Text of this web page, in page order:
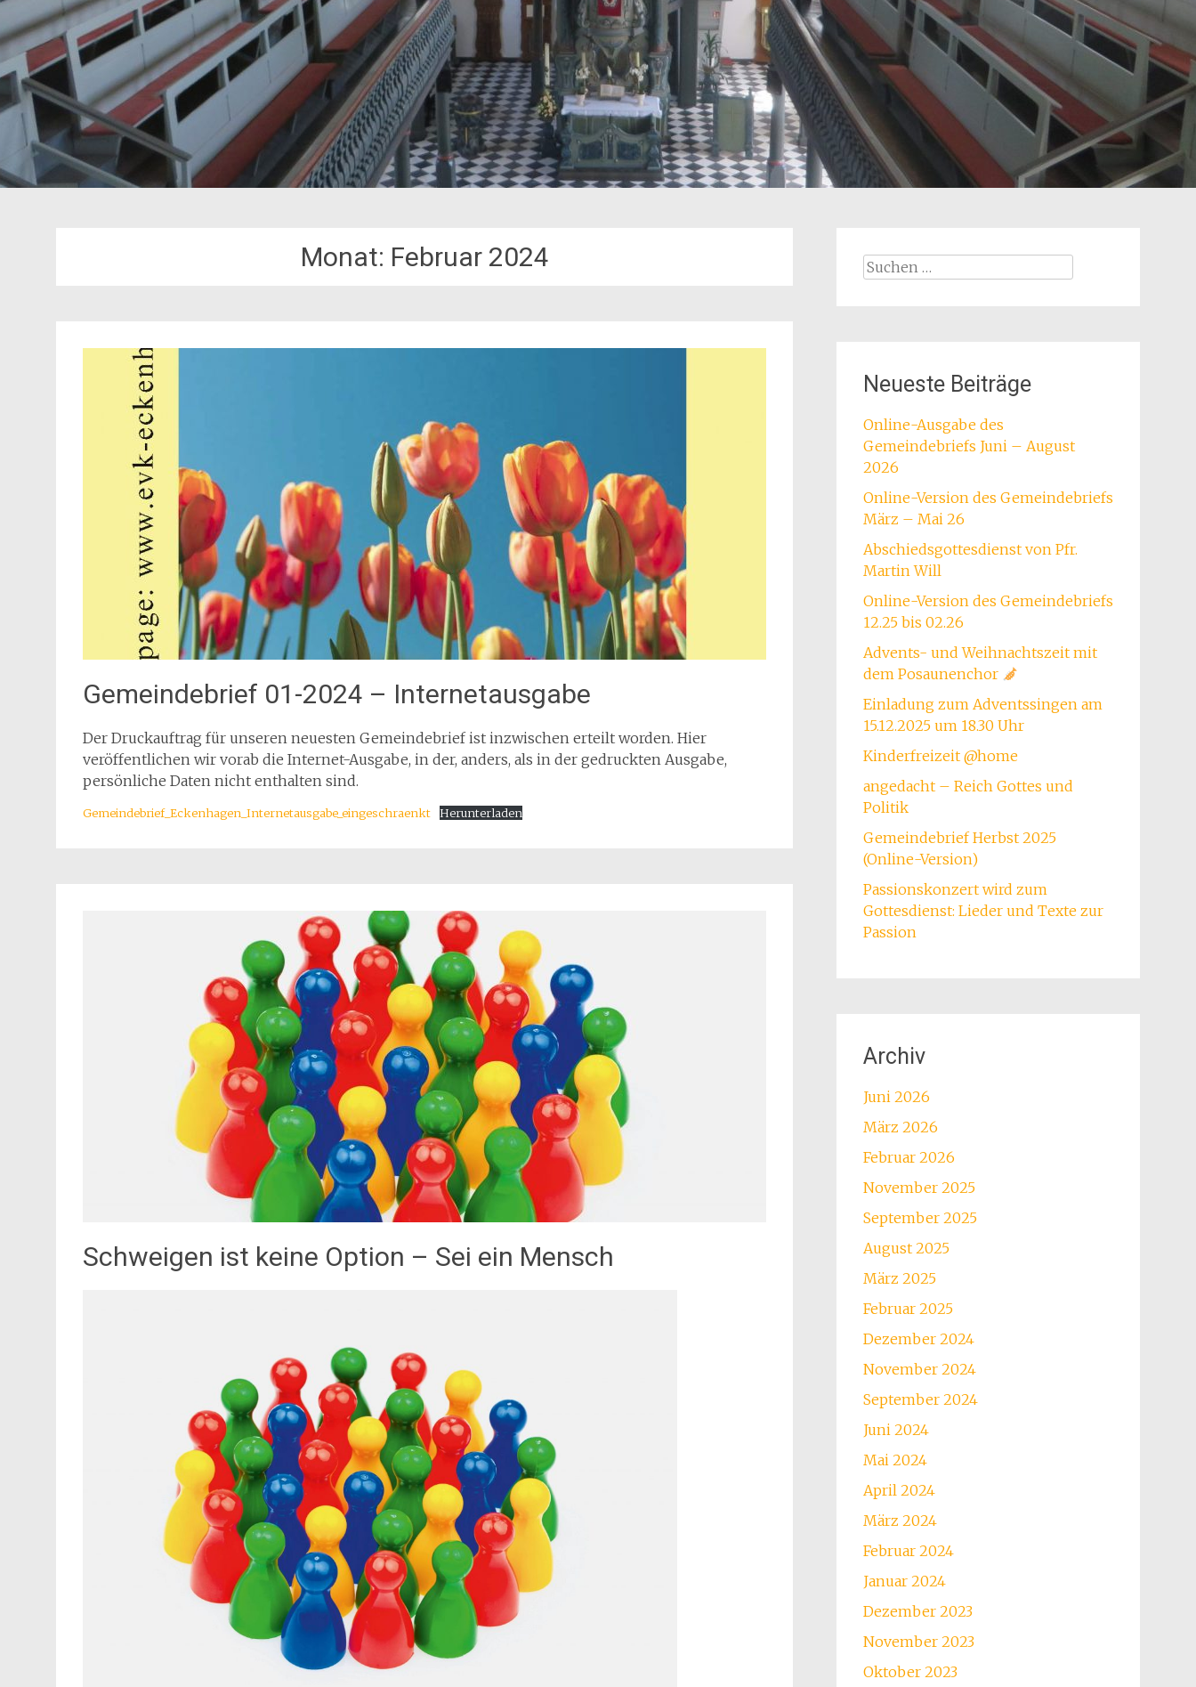
Monat: Februar 2024
Gemeindebrief 01-2024 – Internetausgabe
Der Druckauftrag für unseren neuesten Gemeindebrief ist inzwischen erteilt worden. Hier
veröffentlichen wir vorab die Internet-Ausgabe, in der, anders, als in der gedruckten Ausgabe,
persönliche Daten nicht enthalten sind.
Gemeindebrief_Eckenhagen_Internetausgabe_eingeschraenkt Herunterladen
Schweigen ist keine Option – Sei ein Mensch
Suchen
Neueste Beiträge
Online-Ausgabe des
Gemeindebriefs Juni – August
2026
Online-Version des Gemeindebriefs
März – Mai 26
Abschiedsgottesdienst von Pfr.
Martin Will
Online-Version des Gemeindebriefs
12.25 bis 02.26
Advents- und Weihnachtszeit mit
dem Posaunenchor
Einladung zum Adventssingen am
15.12.2025 um 18.30 Uhr
Kinderfreizeit @home
angedacht – Reich Gottes und
Politik
Gemeindebrief Herbst 2025
(Online-Version)
Passionskonzert wird zum
Gottesdienst: Lieder und Texte zur
Passion
Archiv
Juni 2026
März 2026
Februar 2026
November 2025
September 2025
August 2025
März 2025
Februar 2025
Dezember 2024
November 2024
September 2024
Juni 2024
Mai 2024
April 2024
März 2024
Februar 2024
Januar 2024
Dezember 2023
November 2023
Oktober 2023